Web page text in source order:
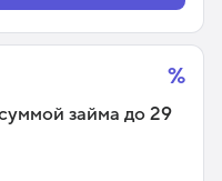
%
займа до 29